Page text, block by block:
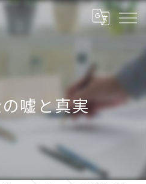
嘘と真実